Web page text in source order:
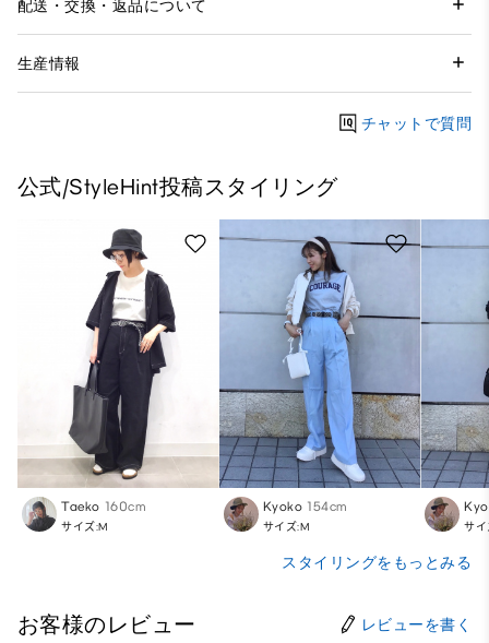
配送・交換・返品について
生産情報
チャットで質問
公式/StyleHint投稿スタイリング
Taeko 160cm
サイズ:M
Kyoko 154cm
サイズ:M サ
スタイリングをもっとみる
お客様のレビュー レビューを書く